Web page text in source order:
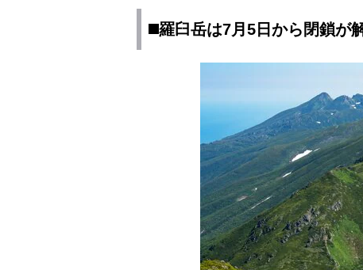
◼️羅臼岳は7月5日から閉鎖が